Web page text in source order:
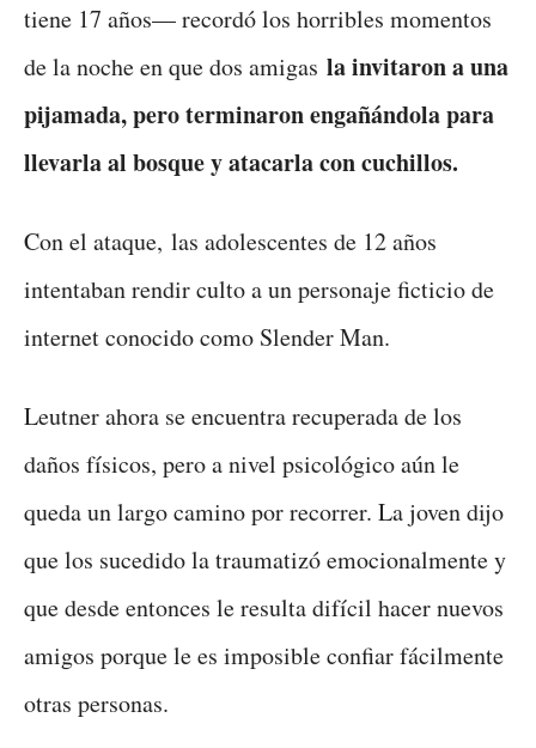
tiene 17 años— recordó los horribles momentos
de la noche en que dos amigas la invitaron a una
pijamada, pero terminaron engañándola para
llevarla al bosque y atacarla con cuchillos.
Con el ataque, las adolescentes de 12 años
intentaban rendir culto a un personaje ficticio de
internet conocido como Slender Man.
Leutner ahora se encuentra recuperada de los
daños físicos, pero a nivel psicológico aún le
queda un largo camino por recorrer. La joven dijo
que los sucedido la traumatizó emocionalmente y
que desde entonces le resulta difícil hacer nuevos
amigos porque le es imposible confiar fácilmente
otras personas.